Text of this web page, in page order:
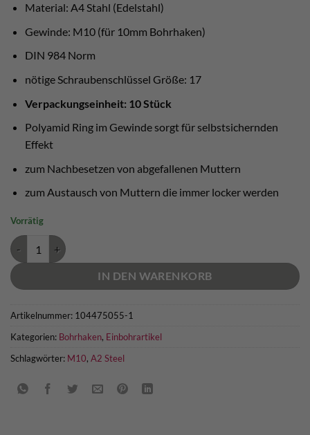
Material: A4 Stahl (Edelstahl)
Gewinde: M10 (für 10mm Bohrhaken)
DIN 984 Norm
nötige Schraubenschlüssel Größe: 17
Verpackungseinheit: 10 Stück
Polyamid Ring im Gewinde sorgt für selbstsichernden
Effekt
zum Nachbesetzen von abgefallenen Muttern
zum Austausch von Muttern die immer locker werden
Vorrätig
Selbstsichernde Mutter M10 A4 Stahl Menge
IN DEN WARENKORB
Artikelnummer: 104475055-1
Kategorien: Bohrhaken, Einbohrartikel
Schlagwörter: M10, A2 Steel